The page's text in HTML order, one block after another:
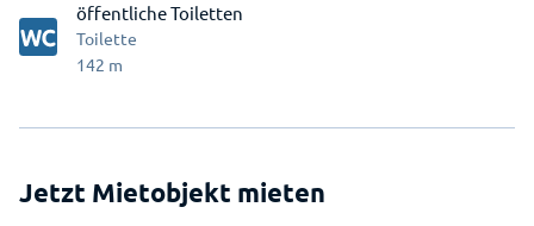
öffentliche Toiletten
Toilette
142 m
Jetzt Mietobjekt mieten